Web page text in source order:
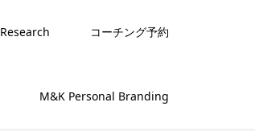
Research コーチング予約
M&K Personal Branding